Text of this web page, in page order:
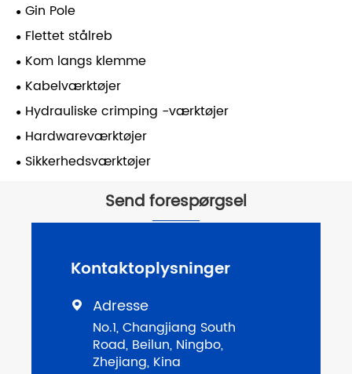
Gin Pole
Flettet stålreb
Kom langs klemme
Kabelværktøjer
Hydrauliske crimping -værktøjer
Hardwareværktøjer
Sikkerhedsværktøjer
Send forespørgsel
Kontaktoplysninger
 Adresse
No.1, Changjiang South
Road, Beilun, Ningbo,
Zhejiang, Kina